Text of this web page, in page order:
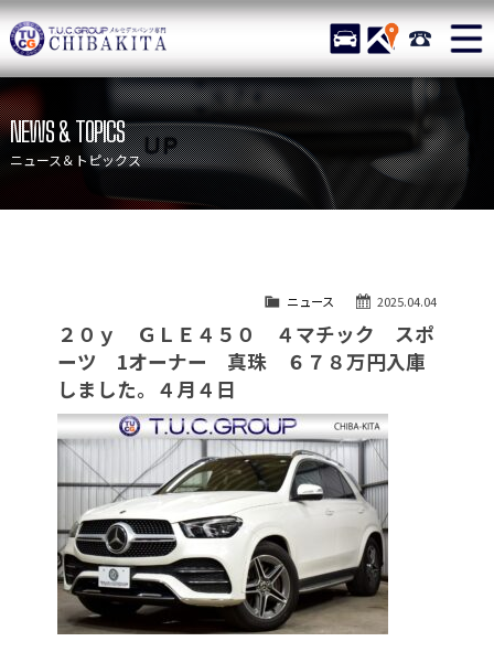
TUCグループ メルセデスベ
STOCK ACCESS 043-
ニュース
在庫リスト
目玉車両一覧
保証＆サービス
アクセスマップ
自動車保険
TUCとは？
リクルート
納車blog
会社概要
NEWS & TOPICS
ニュース＆トピックス
2025.04.04
ニュース
２０ｙ ＧＬＥ４５０ ４マチック スポ
ーツ 1オーナー 真珠 ６７８万円入庫
しました。４月４日